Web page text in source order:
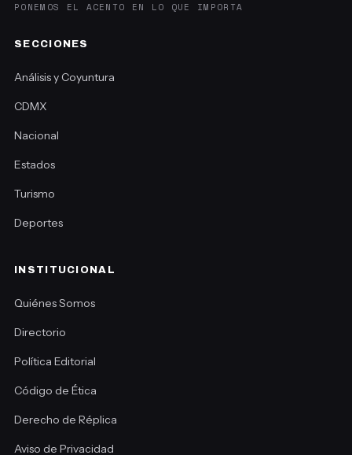
PONEMOS EL ACENTO EN LO QUE IMPORTA
SECCIONES
Análisis y Coyuntura
CDMX
Nacional
Estados
Turismo
Deportes
INSTITUCIONAL
Quiénes Somos
Directorio
Política Editorial
Código de Ética
Derecho de Réplica
Aviso de Privacidad